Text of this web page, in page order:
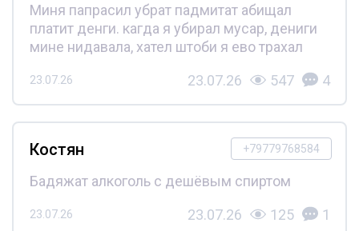
Миня папрасил убрат падмитат абищал
платит денги. кагда я убирал мусар, дениги
мине нидавала, хател штоби я ево трахал
23.07.26 23.07.26 547 4
+79779768584
Костян
Бадяжат алкоголь с дешёвым спиртом
23.07.26 23.07.26 125 1